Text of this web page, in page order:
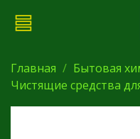
Главная
Бытовая
Чистящие средства